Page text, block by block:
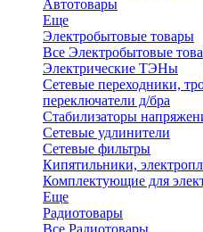
Автотовары
Еще
Электробытовые товары
Все Электробытовые
Электрические ТЭНы
Сетевые переходники,
переключатели д/бра
Стабилизаторы
Сетевые удлинители
Сетевые фильтры
Кипятильники,
Комплектующие для
Еще
Радиотовары
Все Радиотовары